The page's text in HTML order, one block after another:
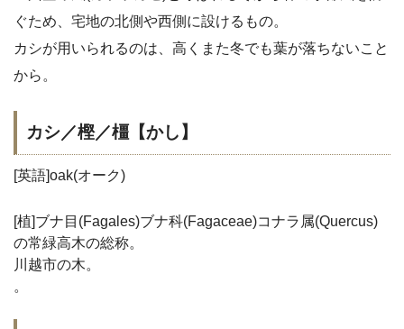
ぐため、宅地の北側や西側に設けるもの。
カシが用いられるのは、高くまた冬でも葉が落ちないこと
から。
カシ／樫／橿【かし】
[英語]oak(オーク)
[植]ブナ目(Fagales)ブナ科(Fagaceae)コナラ属(Quercus)
の常緑高木の総称。
川越市の木。
。